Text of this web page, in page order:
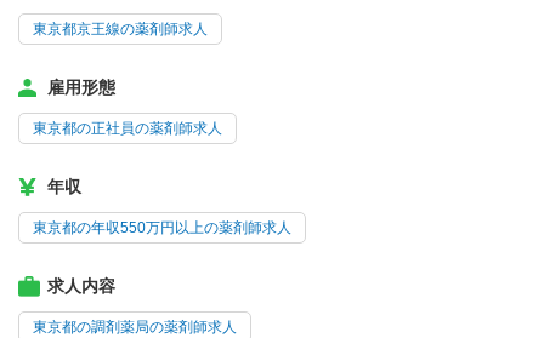
東京都京王線の薬剤師求人
雇用形態
東京都の正社員の薬剤師求人
年収
東京都の年収550万円以上の薬剤師求人
求人内容
東京都の調剤薬局の薬剤師求人